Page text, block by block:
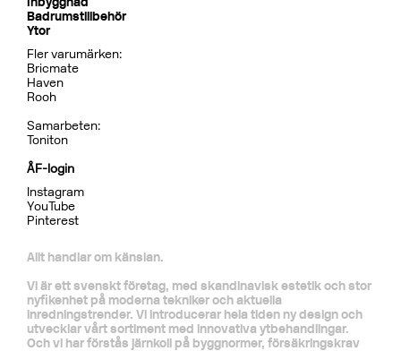
Dusch
BOX7268 ED2 Black Chrome
CR MB